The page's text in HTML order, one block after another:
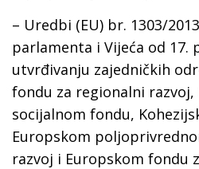
– Uredbi (EU) br. 1303/
parlamenta i Vijeća od 17.
utvrđivanju zajedničkih
fondu za regionalni razvoj,
socijalnom fondu,
Europskom
razvoj i Europskom fondu